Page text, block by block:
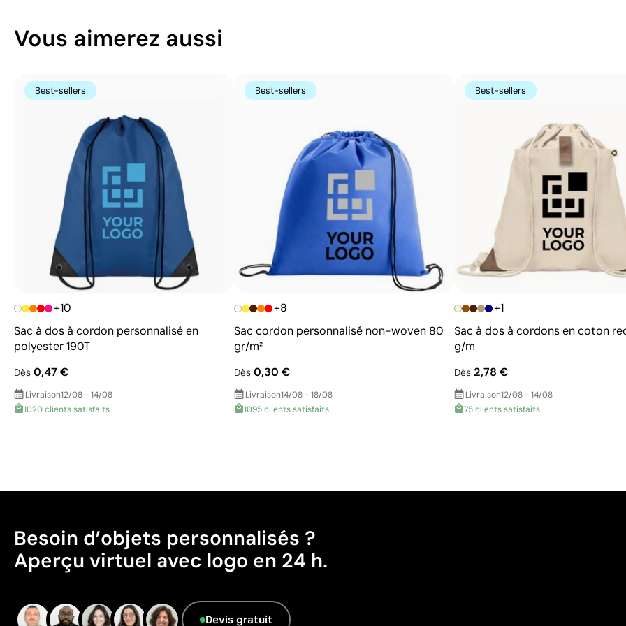
Excellent rapport qualité-prix pour les grandes
séries
Idéale pour logos simples sans détails fins
Vous aimerez aussi
Best-sellers
+10
Sac à dos à cordon personnalisé en
polyester 190T
Dès 0,47 €
Livraison12/08 - 14/08
1020 clients satisfaits
Best-sellers
+8
Sac cordon personnalisé non-woven 80
gr/m²
Dès0,30 €
Livraison14/08 - 18/08
1095 clients satisfaits
Best-sellers
+1
Sac à dos à cordons en coton
g/m
Dès2,78 €
Livraison12/08 - 14/08
75 clients satisfaits
Besoin d’objets personnalisés ?
Aperçu virtuel avec logo en 24 h.
Devis gratuit